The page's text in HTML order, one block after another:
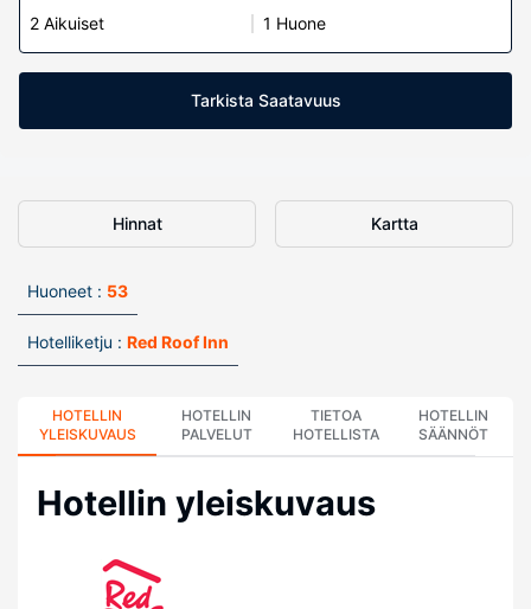
2 Aikuiset 1 Huone
Tarkista Saatavuus
Hinnat Kartta
Huoneet : 53
Hotelliketju : Red Roof Inn
HOTELLIN
YLEISKUVAUS
HOTELLIN
PALVELUT
TIETOA
HOTELLISTA
HOTELLIN
SÄÄNNÖT
Hotellin yleiskuvaus